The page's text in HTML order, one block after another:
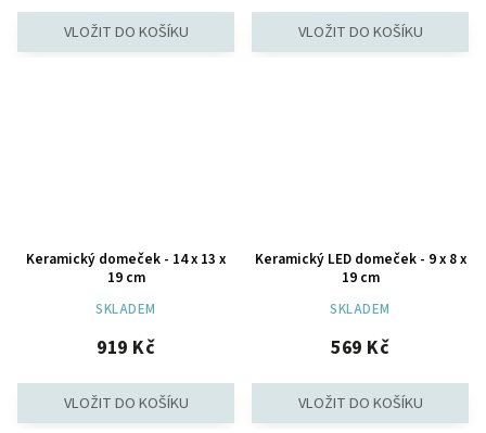
Keramický domeček - 14 x 13 x
19 cm
SKLADEM
919 Kč
Keramický LED domeček - 9 x 8 x
19 cm
SKLADEM
569 Kč